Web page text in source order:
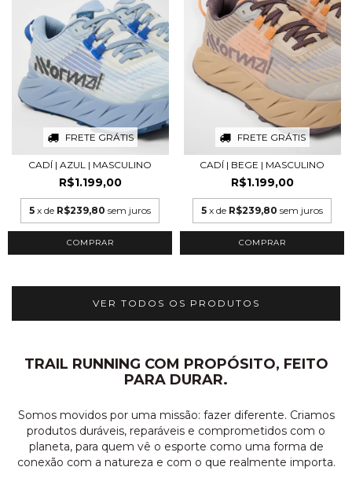
FRETE GRÁTIS
CADÍ | AZUL | MASCULINO
R$1.199,00
5 x de R$239,80 sem juros
COMPRAR
FRETE GRÁTIS
CADÍ | BEGE | MASCULINO
R$1.199,00
5 x de R$239,80 sem juros
COMPRAR
VER TODOS OS PRODUTOS
TRAIL RUNNING COM PROPÓSITO, FEITO
PARA DURAR.
Somos movidos por uma missão: fazer diferente. Criamos
produtos duráveis, reparáveis e comprometidos com o
planeta, para quem vê o esporte como uma forma de
conexão com a natureza e com o que realmente importa.